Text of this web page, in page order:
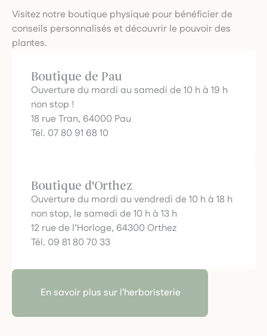
Visitez notre boutique physique pour bénéficier de
conseils personnalisés et découvrir le pouvoir des
plantes.
Boutique de Pau
Ouverture du mardi au samedi de 10 h à 19 h
non stop !
18 rue Tran, 64000 Pau
Tél. 07 80 91 68 10
Boutique d'Orthez
Ouverture du mardi au vendredi de 10 h à 18 h
non stop, le samedi de 10 h à 13 h
12 rue de l’Horloge, 64300 Orthez
Tél. 09 81 80 70 33
En savoir plus sur l'herboristerie